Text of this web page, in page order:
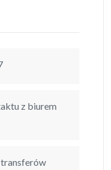
z biurem
transferów